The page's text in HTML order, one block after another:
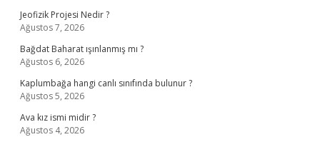
Jeofizik Projesi Nedir ?
Ağustos 7, 2026
Bağdat Baharat ışınlanmış mı ?
Ağustos 6, 2026
Kaplumbağa hangi canlı sınıfında bulunur ?
Ağustos 5, 2026
Ava kız ismi midir ?
Ağustos 4, 2026